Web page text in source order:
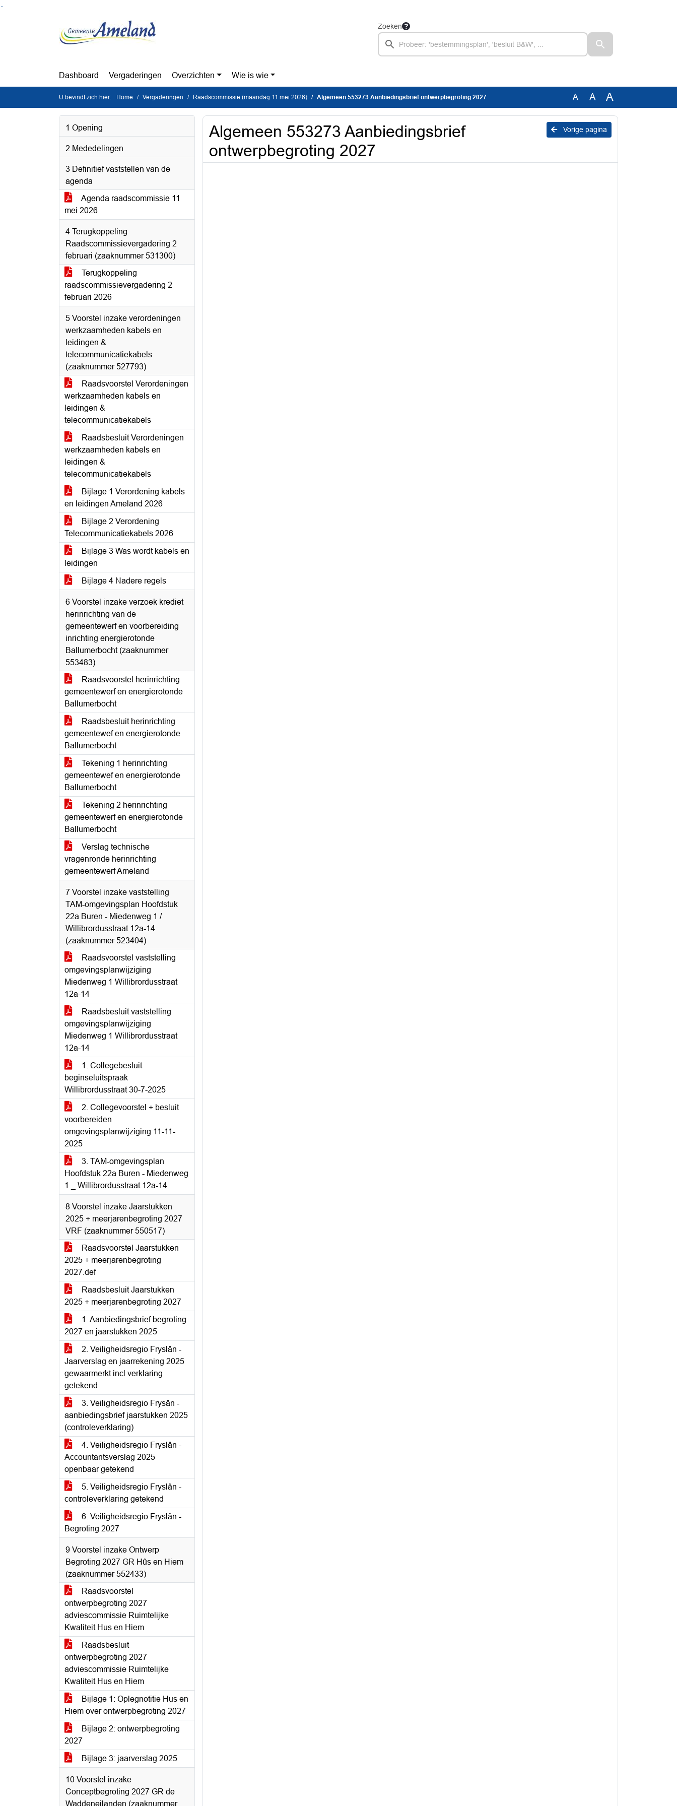
Zoeken
Dashboard Vergaderingen Overzichten Wie is wie
U bevindt zich hier: Home Vergaderingen Raadscommissie (maandag 11 mei 2026) Algemeen 553273 Aanbiedingsbrief ontwerpbegroting 2027 A A A
1 Opening
2 Mededelingen
3 Definitief vaststellen van de
agenda
Agenda raadscommissie 11
mei 2026
4 Terugkoppeling
Raadscommissievergadering 2
februari (zaaknummer 531300)
Terugkoppeling
raadscommissievergadering 2
februari 2026
5 Voorstel inzake verordeningen
werkzaamheden kabels en
leidingen &
telecommunicatiekabels
(zaaknummer 527793)
Raadsvoorstel Verordeningen
werkzaamheden kabels en
leidingen &
telecommunicatiekabels
Raadsbesluit Verordeningen
werkzaamheden kabels en
leidingen &
telecommunicatiekabels
Bijlage 1 Verordening kabels
en leidingen Ameland 2026
Bijlage 2 Verordening
Telecommunicatiekabels 2026
Bijlage 3 Was wordt kabels en
leidingen
Bijlage 4 Nadere regels
6 Voorstel inzake verzoek krediet
herinrichting van de
gemeentewerf en voorbereiding
inrichting energierotonde
Ballumerbocht (zaaknummer
553483)
Raadsvoorstel herinrichting
gemeentewerf en energierotonde
Ballumerbocht
Raadsbesluit herinrichting
gemeentewef en energierotonde
Ballumerbocht
Tekening 1 herinrichting
gemeentewef en energierotonde
Ballumerbocht
Tekening 2 herinrichting
gemeentewerf en energierotonde
Ballumerbocht
Verslag technische
vragenronde herinrichting
gemeentewerf Ameland
7 Voorstel inzake vaststelling
TAM-omgevingsplan Hoofdstuk
22a Buren - Miedenweg 1 /
Willibrordusstraat 12a-14
(zaaknummer 523404)
Raadsvoorstel vaststelling
omgevingsplanwijziging
Miedenweg 1 Willibrordusstraat
12a-14
Raadsbesluit vaststelling
omgevingsplanwijziging
Miedenweg 1 Willibrordusstraat
12a-14
1. Collegebesluit
beginseluitspraak
Willibrordusstraat 30-7-2025
2. Collegevoorstel + besluit
voorbereiden
omgevingsplanwijziging 11-11-
2025
3. TAM-omgevingsplan
Hoofdstuk 22a Buren - Miedenweg
1 _ Willibrordusstraat 12a-14
8 Voorstel inzake Jaarstukken
2025 + meerjarenbegroting 2027
VRF (zaaknummer 550517)
Raadsvoorstel Jaarstukken
2025 + meerjarenbegroting
2027.def
Raadsbesluit Jaarstukken
2025 + meerjarenbegroting 2027
1. Aanbiedingsbrief begroting
2027 en jaarstukken 2025
2. Veiligheidsregio Fryslân -
Jaarverslag en jaarrekening 2025
gewaarmerkt incl verklaring
getekend
3. Veiligheidsregio Frysân -
aanbiedingsbrief jaarstukken 2025
(controleverklaring)
4. Veiligheidsregio Fryslân -
Accountantsverslag 2025
openbaar getekend
5. Veiligheidsregio Fryslân -
controleverklaring getekend
6. Veiligheidsregio Fryslân -
Begroting 2027
9 Voorstel inzake Ontwerp
Begroting 2027 GR Hûs en Hiem
(zaaknummer 552433)
Raadsvoorstel
ontwerpbegroting 2027
adviescommissie Ruimtelijke
Kwaliteit Hus en Hiem
Raadsbesluit
ontwerpbegroting 2027
adviescommissie Ruimtelijke
Kwaliteit Hus en Hiem
Bijlage 1: Oplegnotitie Hus en
Hiem over ontwerpbegroting 2027
Bijlage 2: ontwerpbegroting
2027
Bijlage 3: jaarverslag 2025
10 Voorstel inzake
Conceptbegroting 2027 GR de
Waddeneilanden (zaaknummer
Vorige pagina
Algemeen 553273 Aanbiedingsbrief
ontwerpbegroting 2027